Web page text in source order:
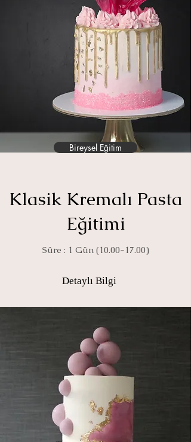
Bireysel Eğitim
Klasik Kremalı Pasta
Eğitimi
Süre : 1 Gün (10.00-17.00)
Detaylı Bilgi